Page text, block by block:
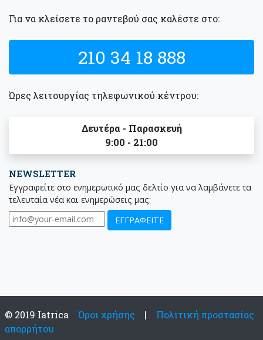
Για να κλείσετε το ραντεβού σας καλέστε στο:
210 34 18 888
Ώρες λειτουργίας τηλεφωνικού κέντρου:
Δευτέρα - Παρασκευή
9:00 - 21:00
NEWSLETTER
Εγγραφείτε στο ενημερωτικό μας δελτίο για να λαμβάνετε τα
τελευταία νέα και ενημερώσεις μας:
© 2019 Iatrica Όροι χρήσης |
Πολιτική προστασίας
απορρήτου